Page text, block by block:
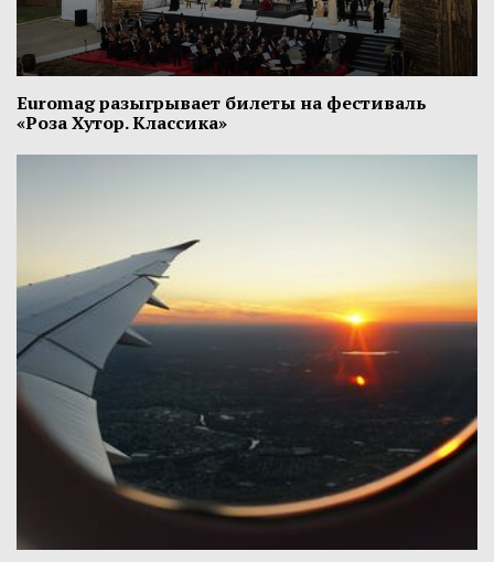
Euromag разыгрывает билеты на фестиваль
«Роза Хутор. Классика»